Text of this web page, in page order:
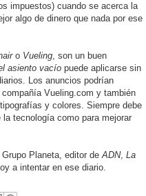
impuestos) cuando se acerca la
algo de dinero que nada por ese
o Vueling, son un buen
asiento vacío puede aplicarse sin
Los anuncios podrían
Vueling.com y también
y colores. Siempre debe
tecnología como para mejorar
Planeta, editor deADN, La
a intentar en ese diario.